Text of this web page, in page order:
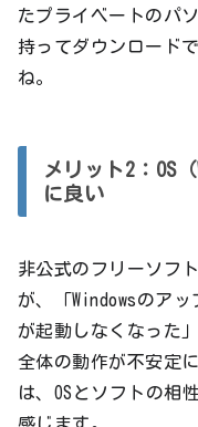
たプライベートのパ
持ってダウンロード
ね。
メリット2：OS
に良い
非公式のフリーソフ
が、「Windowsのア
が起動しなくなった
全体の動作が不安定
は、OSとソフトの相
感じます。